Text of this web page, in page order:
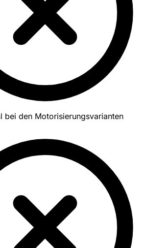
bei den Motorisierungsvarianten